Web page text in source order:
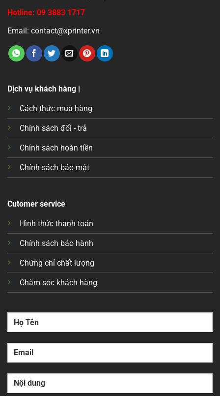
Hotline: 09 3883 1717
Email: contact@xprinter.vn
Dịch vụ khách hàng |
Cách thức mua hàng
Chính sách đổi - trả
Chính sách hoàn tiền
Chính sách bảo mật
Cutomer service
Hình thức thanh toán
Chính sách bảo hành
Chứng chỉ chất lượng
Chăm sóc khách hàng